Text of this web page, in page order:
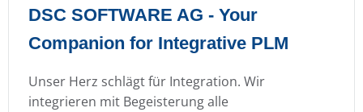
DSC SOFTWARE AG - Your
Companion for Integrative PLM
Unser Herz schlägt für Integration. Wir
integrieren mit Begeisterung alle